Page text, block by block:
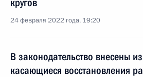
кругов
24 февраля 2022 года, 19:20
В законодательство внесены
касающиеся восстановления